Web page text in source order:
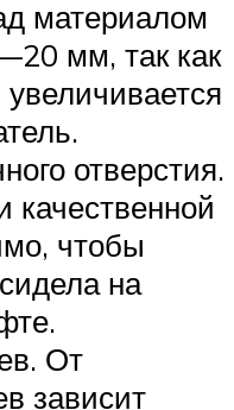
материалом
мм, так как
отверстия.
качественной
чтобы
на
От
зависит